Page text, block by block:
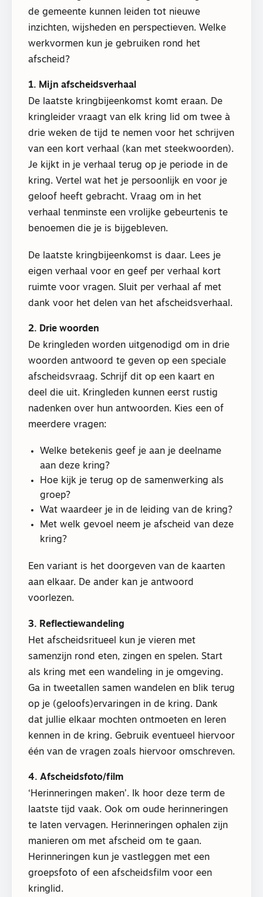
de gemeente kunnen leiden tot nieuwe
inzichten, wijsheden en perspectieven. Welke
werkvormen kun je gebruiken rond het
afscheid?
1. Mijn afscheidsverhaal
De laatste kringbijeenkomst komt eraan. De
kringleider vraagt van elk kring lid om twee à
drie weken de tijd te nemen voor het schrijven
van een kort verhaal (kan met steekwoorden).
Je kijkt in je verhaal terug op je periode in de
kring. Vertel wat het je persoonlijk en voor je
geloof heeft gebracht. Vraag om in het
verhaal tenminste een vrolijke gebeurtenis te
benoemen die je is bijgebleven.
De laatste kringbijeenkomst is daar. Lees je
eigen verhaal voor en geef per verhaal kort
ruimte voor vragen. Sluit per verhaal af met
dank voor het delen van het afscheidsverhaal.
2. Drie woorden
De kringleden worden uitgenodigd om in drie
woorden antwoord te geven op een speciale
afscheidsvraag. Schrijf dit op een kaart en
deel die uit. Kringleden kunnen eerst rustig
nadenken over hun antwoorden. Kies een of
meerdere vragen:
Welke betekenis geef je aan je deelname
aan deze kring?
Hoe kijk je terug op de samenwerking als
groep?
Wat waardeer je in de leiding van de kring?
Met welk gevoel neem je afscheid van deze
kring?
Een variant is het doorgeven van de kaarten
aan elkaar. De ander kan je antwoord
voorlezen.
3. Reflectiewandeling
Het afscheidsritueel kun je vieren met
samenzijn rond eten, zingen en spelen. Start
als kring met een wandeling in je omgeving.
Ga in tweetallen samen wandelen en blik terug
op je (geloofs)ervaringen in de kring. Dank
dat jullie elkaar mochten ontmoeten en leren
kennen in de kring. Gebruik eventueel hiervoor
één van de vragen zoals hiervoor omschreven.
4. Afscheidsfoto/film
‘Herinneringen maken’. Ik hoor deze term de
laatste tijd vaak. Ook om oude herinneringen
te laten vervagen. Herinneringen ophalen zijn
manieren om met afscheid om te gaan.
Herinneringen kun je vastleggen met een
groepsfoto of een afscheidsfilm voor een
kringlid.